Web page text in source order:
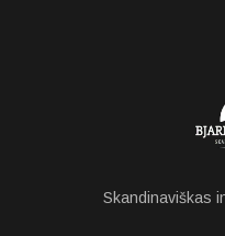
Skandinaviškas